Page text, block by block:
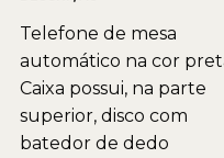
Telefone de mesa
automático na cor
Caixa possui, na parte
superior, disco com
batedor de dedo